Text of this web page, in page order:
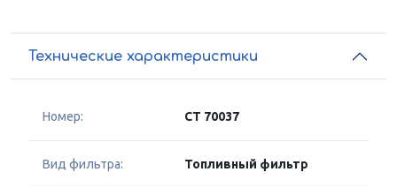
Технические характеристики
Номер: CT 70037
Вид фильтра: Топливный фильтр